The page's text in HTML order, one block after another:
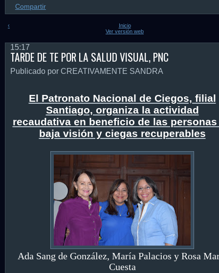
Compartir
‹
Inicio
Ver versión web
15:17
TARDE DE TE POR LA SALUD VISUAL, PNC
Publicado por CREATIVAMENTE SANDRA
El Patronato Nacional de Ciegos, filial
Santiago, organiza la actividad
recaudativa en beneficio de las personas
baja visión y ciegas recuperables
Ada Sang de González, María Palacios y Rosa
Cuesta